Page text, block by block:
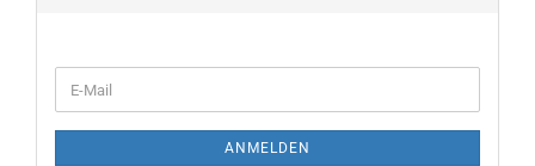
ZUR
E-
Mail
ANMELDEN